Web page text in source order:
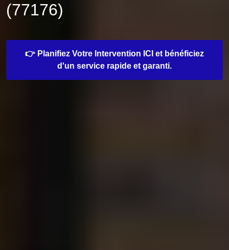
(77176)
👉 Planifiez Votre Intervention ICI et bénéficiez
d'un service rapide et garanti.